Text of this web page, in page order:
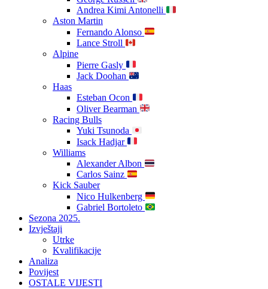
Andrea Kimi Antonelli
Aston Martin
Fernando Alonso
Lance Stroll
Alpine
Pierre Gasly
Jack Doohan
Haas
Esteban Ocon
Oliver Bearman
Racing Bulls
Yuki Tsunoda
Isack Hadjar
Williams
Alexander Albon
Carlos Sainz
Kick Sauber
Nico Hulkenberg
Gabriel Bortoleto
Sezona 2025.
Izvještaji
Utrke
Kvalifikacije
Analiza
Povijest
OSTALE VIJESTI